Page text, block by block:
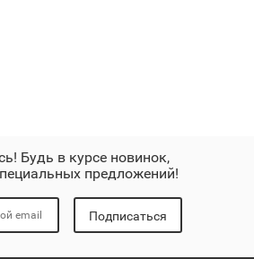
Будь в курсе новинок,
предложений!
Подписаться